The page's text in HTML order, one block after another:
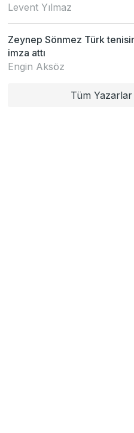
Levent Yılmaz
Zeynep Sönmez Türk
imza attı
Engin Aksöz
Tüm Yazarlar